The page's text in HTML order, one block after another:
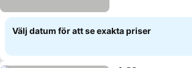
Välj datum för att se exakta priser